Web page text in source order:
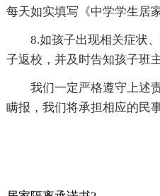
每天如实填写《中学学生居
8.如孩子出现相关症状
子返校，并及时告知孩子班
我们一定严格遵守上述
瞒报，我们将承担相应的民